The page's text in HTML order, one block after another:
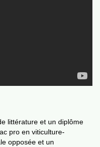
littérature et un diplôme
pro en viticulture-
opposée et un